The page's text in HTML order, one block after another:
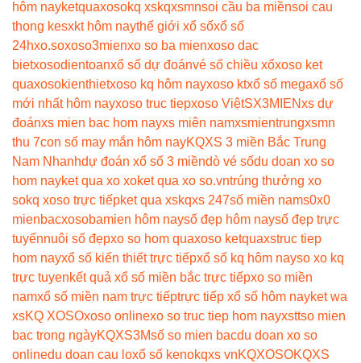
hôm nayketquaxosokq xskqxsmnsoi cầu ba miềnsoi cau
thong kesxkt hôm naythế giới xổ sốxổ số
24hxo.soxoso3mienxo so ba mienxoso dac
bietxosodientoanxổ số dự đoánvé số chiều xổxoso ket
quaxosokienthietxoso kq hôm nayxoso ktxổ số megaxổ số
mới nhất hôm nayxoso truc tiepxoso ViệtSX3MIENxs dự
đoánxs mien bac hom nayxs miên namxsmientrungxsmn
thu 7con số may mắn hôm nayKQXS 3 miền Bắc Trung
Nam Nhanhdự đoán xổ số 3 miềndò vé sốdu doan xo so
hom nayket qua xo xoket qua xo so.vntrúng thưởng xo
sokq xoso trực tiếpket qua xskqxs 247số miền nams0x0
mienbacxosobamien hôm naysố đẹp hôm naysố đẹp trực
tuyếnnuôi số đẹpxo so hom quaxoso ketquaxstruc tiep
hom nayxổ số kiến thiết trực tiếpxổ số kq hôm nayso xo kq
trực tuyenkết quả xổ số miền bắc trực tiếpxo so miền
namxổ số miền nam trực tiếptrực tiếp xổ số hôm nayket wa
xsKQ XOSOxoso onlinexo so truc tiep hom nayxsttso mien
bac trong ngàyKQXS3Msố so mien bacdu doan xo so
onlinedu doan cau loxổ số kenokqxs vnKQXOSOKQXS